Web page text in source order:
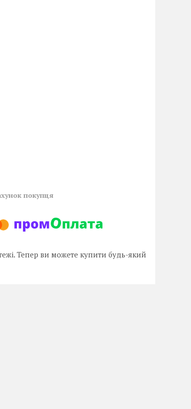
покупця
Тепер ви можете купити будь-який